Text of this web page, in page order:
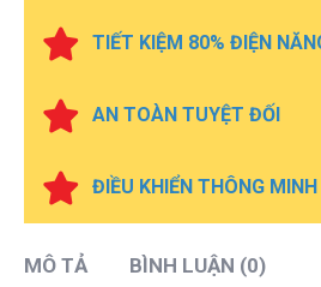
TIẾT KIỆM 80% ĐIỆN
AN TOÀN TUYỆT ĐỐI
ĐIỀU KHIỂN THÔNG MINH
MÔ TẢ BÌNH LUẬN (0)